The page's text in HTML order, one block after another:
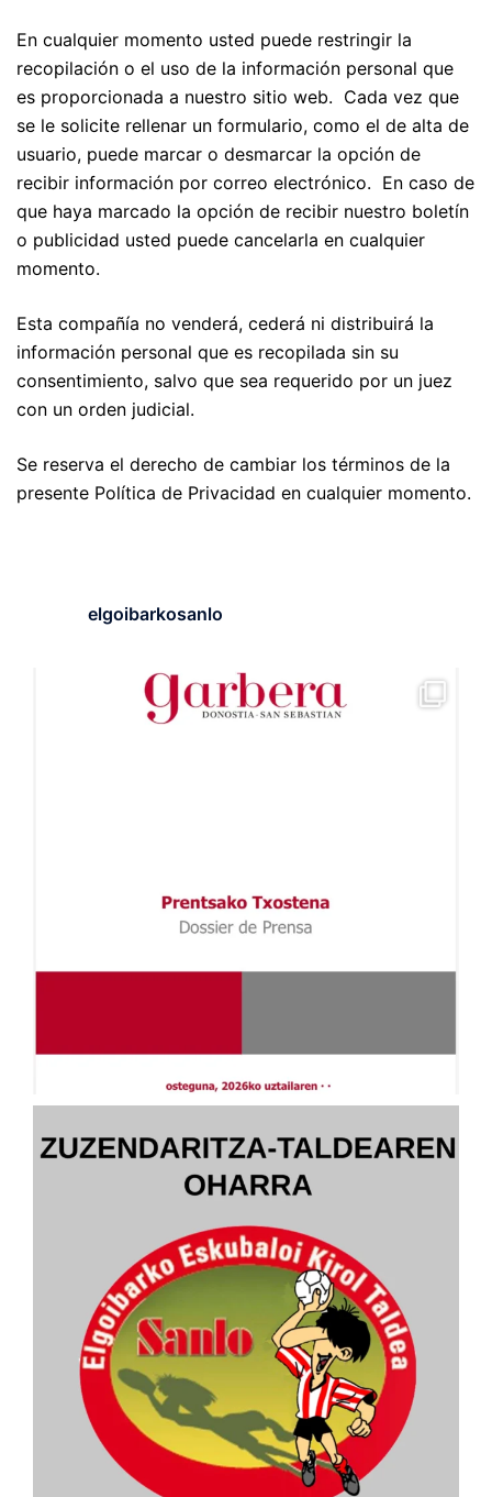
En cualquier momento usted puede restringir la
recopilación o el uso de la información personal que
es proporcionada a nuestro sitio web. Cada vez que
se le solicite rellenar un formulario, como el de alta de
usuario, puede marcar o desmarcar la opción de
recibir información por correo electrónico. En caso de
que haya marcado la opción de recibir nuestro boletín
o publicidad usted puede cancelarla en cualquier
momento.
Esta compañía no venderá, cederá ni distribuirá la
información personal que es recopilada sin su
consentimiento, salvo que sea requerido por un juez
con un orden judicial.
Se reserva el derecho de cambiar los términos de la
presente Política de Privacidad en cualquier momento.
elgoibarkosanlo